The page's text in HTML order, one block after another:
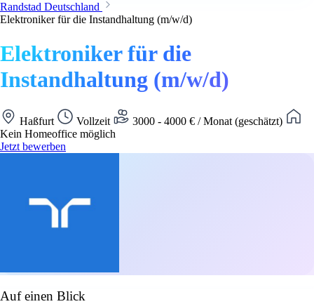
Randstad Deutschland
Elektroniker für die Instandhaltung (m/w/d)
Elektroniker für die
Instandhaltung (m/w/d)
Haßfurt Vollzeit
3000 - 4000 € / Monat (geschätzt)
Kein Homeoffice möglich
Jetzt bewerben
Auf einen Blick